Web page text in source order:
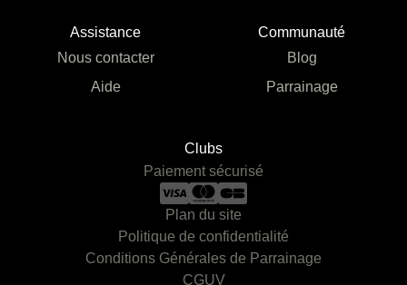
Assistance
Nous contacter
Aide
Communauté
Blog
Parrainage
Clubs
Paiement sécurisé
Plan du site
Politique de confidentialité
Conditions Générales de Parrainage
CGUV